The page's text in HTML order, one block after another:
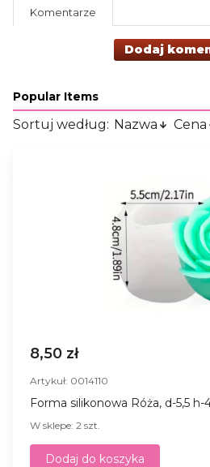
Komentarze
Dodaj
Popular Items
Sortuj według: Nazwa Cena
8,50 zł
Artykuł: 0014110
Forma silikonowa Róża, d-5,5 h-
W sklepe: 2 szt.
Dodaj do koszyka